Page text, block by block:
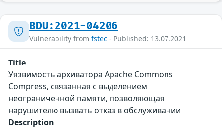
BDU:2021-04206
Vulnerability from fstec - Published: 13.07.2021
Title
Уязвимость архиватора Apache Commons
Compress, связанная с выделением
неограниченной памяти, позволяющая
нарушителю вызвать отказ в обслуживании
Description